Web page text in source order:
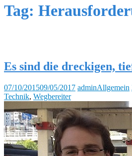
Tag:
Es sind die dreckigen,
07/10/201509/05/2017 adminAllgemein
Technik, Wegbereiter